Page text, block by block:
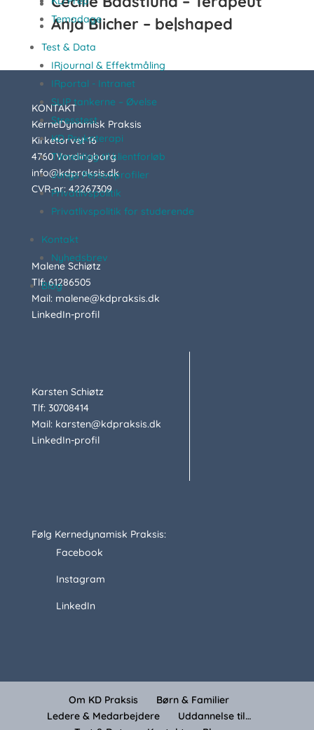
Temadage
Test & Data
IRjournal & Effektmåling
IRportal - Intranet
SLIP tankerne – Øvelse
Stresstest
KD Psykoterapi
Tilmelding til klientforløb
Jungs Personprofiler
Privatlivspolitik
Privatlivspolitik for studerende
Kontakt
Nyhedsbrev
Blog
Anja Blicher – be|shaped
KONTAKT
KerneDynamisk Praksis
Kirketorvet 16
4760 Vordingborg
info@kdpraksis.dk
CVR-nr: 42267309
Malene Schiøtz
Tlf: 61286505
Mail: malene@kdpraksis.dk
LinkedIn-profil
Karsten Schiøtz
Tlf: 30708414
Mail: karsten@kdpraksis.dk
LinkedIn-profil
Følg Kernedynamisk Praksis:
Facebook
Instagram
LinkedIn
Om KD Praksis
Børn & Familier
Ledere & Medarbejdere
Uddannelse til…